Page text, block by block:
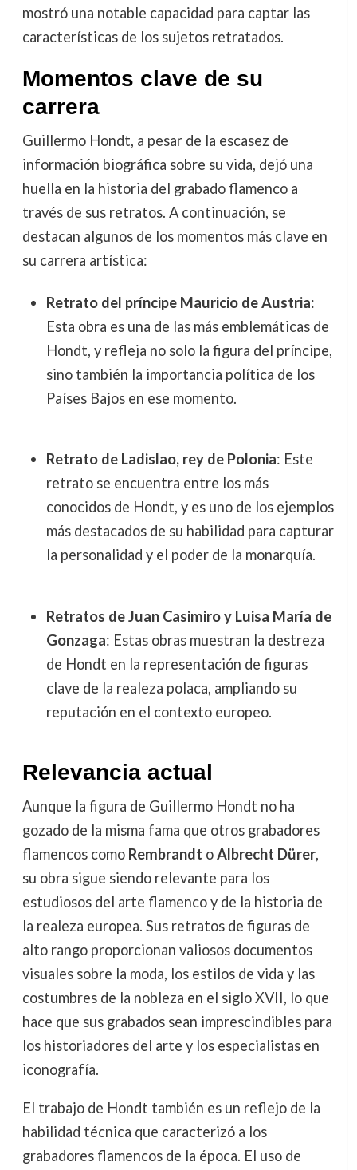
mostró una notable capacidad para captar las
características de los sujetos retratados.
Momentos clave de su
carrera
Guillermo Hondt, a pesar de la escasez de
información biográfica sobre su vida, dejó una
huella en la historia del grabado flamenco a
través de sus retratos. A continuación, se
destacan algunos de los momentos más clave en
su carrera artística:
Retrato del príncipe Mauricio de Austria:
Esta obra es una de las más emblemáticas de
Hondt, y refleja no solo la figura del príncipe,
sino también la importancia política de los
Países Bajos en ese momento.
Retrato de Ladislao, rey de Polonia: Este
retrato se encuentra entre los más
conocidos de Hondt, y es uno de los ejemplos
más destacados de su habilidad para capturar
la personalidad y el poder de la monarquía.
Retratos de Juan Casimiro y Luisa María de
Gonzaga: Estas obras muestran la destreza
de Hondt en la representación de figuras
clave de la realeza polaca, ampliando su
reputación en el contexto europeo.
Relevancia actual
Aunque la figura de Guillermo Hondt no ha
gozado de la misma fama que otros grabadores
flamencos como Rembrandt oAlbrecht Dürer,
su obra sigue siendo relevante para los
estudiosos del arte flamenco y de la historia de
la realeza europea. Sus retratos de figuras de
alto rango proporcionan valiosos documentos
visuales sobre la moda, los estilos de vida y las
costumbres de la nobleza en el siglo XVII, lo que
hace que sus grabados sean imprescindibles para
los historiadores del arte y los especialistas en
iconografía.
El trabajo de Hondt también es un reflejo de la
habilidad técnica que caracterizó a los
grabadores flamencos de la época. El uso de